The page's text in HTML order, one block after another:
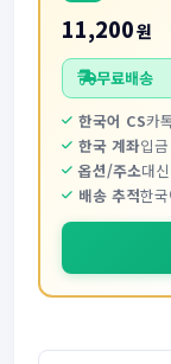
11,200원
무료배송
한국어 CS카
한국 계좌입
옵션/주소대
배송 추적한